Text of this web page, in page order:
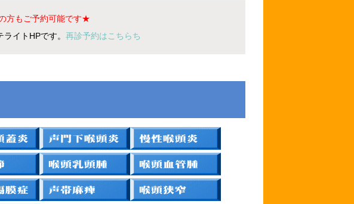
もご予約可能です★
イトHPです。 再診予約はこちらち